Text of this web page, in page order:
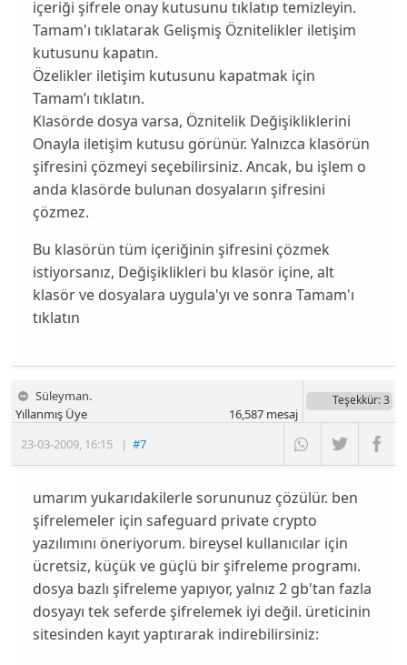
içeriği şifrele onay kutusunu tıklatıp temizleyin.
Tamam'ı tıklatarak Gelişmiş Öznitelikler iletişim
kutusunu kapatın.
Özelikler iletişim kutusunu kapatmak için
Tamam’ı tıklatın.
Klasörde dosya varsa, Öznitelik Değişikliklerini
Onayla iletişim kutusu görünür. Yalnızca klasörün
şifresini çözmeyi seçebilirsiniz. Ancak, bu işlem o
anda klasörde bulunan dosyaların şifresini
çözmez.
Bu klasörün tüm içeriğinin şifresini çözmek
istiyorsanız, Değişiklikleri bu klasör içine, alt
klasör ve dosyalara uygula'yı ve sonra Tamam'ı
tıklatın
Süleyman.
23-03-2009, 16:15 |#7
Yıllanmış Üye
Teşekkür: 3
16,587mesaj
umarım yukarıdakilerle sorununuz çözülür. ben
şifrelemeler için safeguard private crypto
yazılımını öneriyorum. bireysel kullanıcılar için
ücretsiz, küçük ve güçlü bir şifreleme programı.
dosya bazlı şifreleme yapıyor, yalnız 2 gb'tan fazla
dosyayı tek seferde şifrelemek iyi değil. üreticinin
sitesinden kayıt yaptırarak indirebilirsiniz: